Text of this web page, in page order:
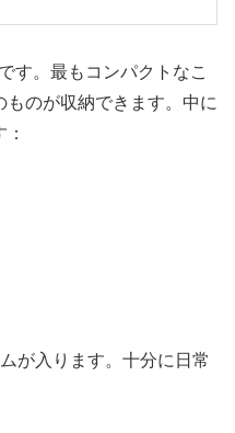
す。最もコンパクトなこ
のが収納できます。中に
が入ります。十分に日常